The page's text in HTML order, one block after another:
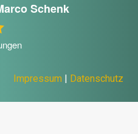
Schenk
Impressum | Datenschutz